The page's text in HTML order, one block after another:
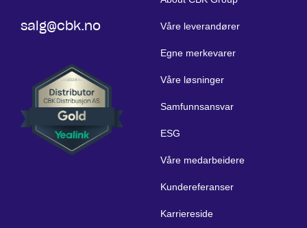
salg@cbk.no Våre leverandører
Egne merkevarer
Våre løsninger
Samfunnsansvar
ESG
Våre medarbeidere
Kundereferanser
Karriereside